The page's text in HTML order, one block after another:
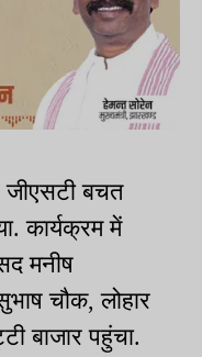
जीएसटी बचत
कार्यक्रम में
मनीष
चौक, लोहार
बाजार पहुंचा.